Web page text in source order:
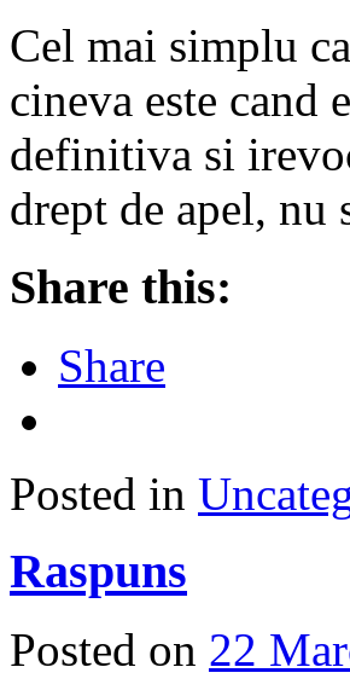
Cel mai simplu
cineva este cand
definitiva si
drept de apel,
Share this:
Share
Posted in
Raspuns
Posted on 22